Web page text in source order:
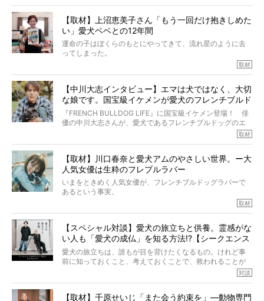
ところが、フレンチブルドッグの桃太郎は9歳で脳腫瘍を発
症し、なんと4年7ヶ月間も生き抜いたのです。旅立ったと
きの年齢は13歳と11ヶ月、レジェンド級のレジェンドでし
た。さらには、治療後3年間は一度も発作が起きなかったと
いいます。
この事実はフレンチブルドッグだけでなく、脳腫瘍と闘う
太郎のオーナーである佐藤さんご夫婦に、治療の選択やケ
アについて詳しくお話しをうかがいました。
【取材】上沼恵美子さん「もう一回だけ抱きしめた
い」愛犬ベベとの12年間
運命の子はぼくらのもとにやってきて、流れ星のように去
ってしまった。
り添いたいと思う。
その悲しみをいますぐ解消することはできないが、話をき
いて、泣いたり笑ったりするのもいいだろう。
こんな子だった、こんなにいい子だった、ほんとうに愛し
ていたと。
ぼくらは上沼恵美子さんのご自宅へ伺って、お話をきこう
と思った。
取材
【中川大志インタビュー】エマは犬ではなく、大切
な娘です。国宝級イケメンが愛犬のフレンチブルド
ッグと一緒に登場
『FRENCH BULLDOG LIFE』に国宝級イケメン登場！ 俳
優の中川大志さんが、愛犬であるフレンチブルドッグのエ
マちゃん（2歳の女の子）にメロメロとの情報を聞きつけ、
カエピソードが次から次へと飛び出しました。
取材
【取材】川口春奈と愛犬アムのやさしい世界。ー大
人気女優は生粋のフレブルラバー
いまをときめく人気女優が、フレンチブルドッグラバーで
あるという事実。
とりを目の当たりにするほどに、そのフレンチブルドッグ
愛がわたしたちのそれとまったく同じであることに、なん
だかうれしくなってしまったのでした。
春奈さんとアムちゃんのすてきな暮らしを、BUHI編集長の
小西がいつくしみながら、切り取らせていただきます。
取材
【スペシャル対談】愛犬の旅立ちと供養。霊感がな
い人も「愛犬の成仏」を知る方法!?【シークエンス
はやとも×PELI】
愛犬の旅立ちは、誰もが目を背けたくなるもの。けれど事
前に知っておくこと、考えておくことで、救われることが
力をもつお笑い芸人「シークエンスはやとも」さんに、愛
対談
【取材】千原せいじ「また会う約束を」―動物専門